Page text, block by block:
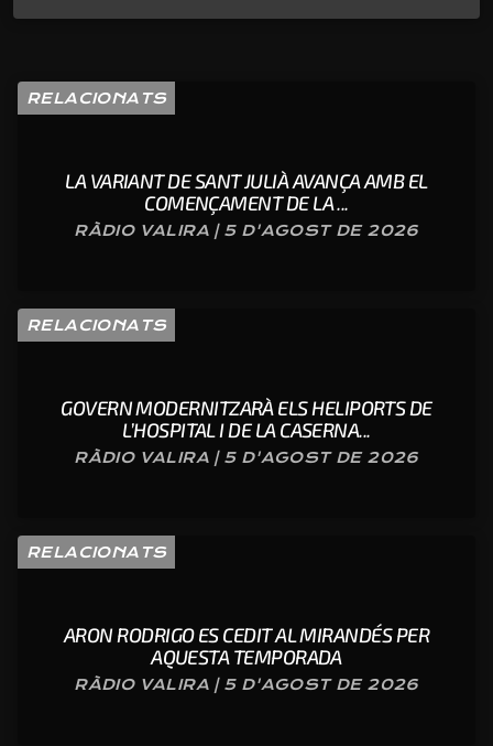
RELACIONATS
LA VARIANT DE SANT JULIÀ AVANÇA AMB EL
COMENÇAMENT DE LA ...
RÀDIO VALIRA | 5 D'AGOST DE 2026
RELACIONATS
GOVERN MODERNITZARÀ ELS HELIPORTS DE
L’HOSPITAL I DE LA CASERNA...
RÀDIO VALIRA | 5 D'AGOST DE 2026
RELACIONATS
ARON RODRIGO ES CEDIT AL MIRANDÉS PER
AQUESTA TEMPORADA
RÀDIO VALIRA | 5 D'AGOST DE 2026